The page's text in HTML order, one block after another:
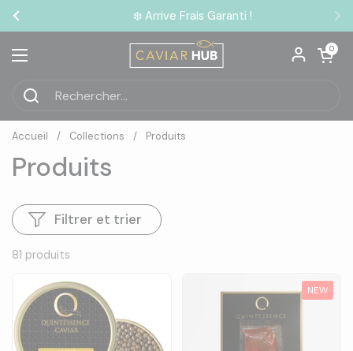
Passer au contenu
Précédent
❄️ Arrive Frais Garanti !
Ouvrir le menu
Ouvrir le
0
Accueil / Collections / Produits
Produits
81 produits
Filtrer et trier
NEW